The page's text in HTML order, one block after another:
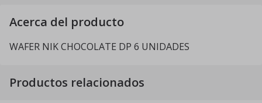
Acerca del producto
WAFER NIK CHOCOLATE DP 6 UNIDADES
Productos relacionados